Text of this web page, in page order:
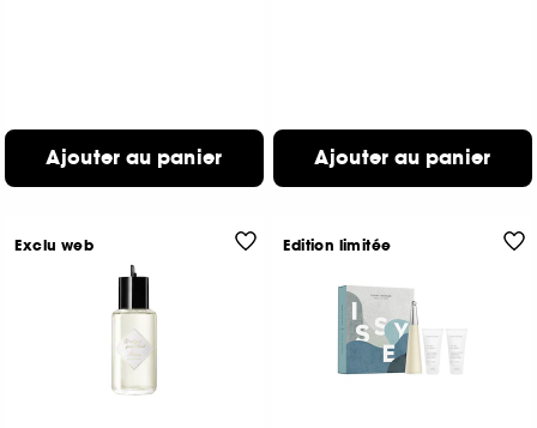
Ajouter au panier Ajouter au panier
Exclu web Edition limitée